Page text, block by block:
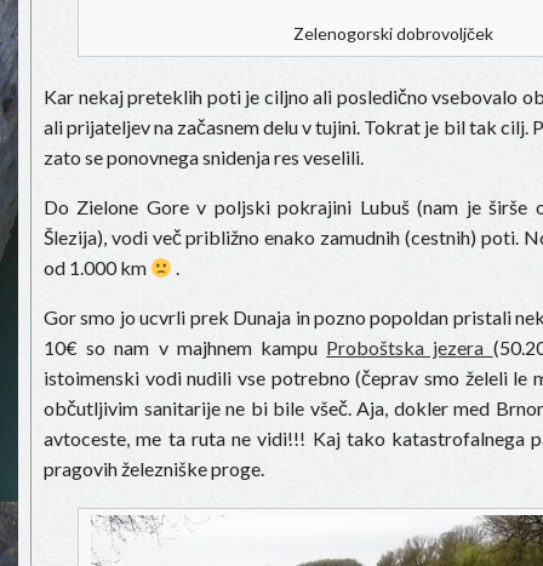
Zelenogorski dobrovoljček
Kar nekaj preteklih poti je ciljno ali posledično vsebovalo
ali prijateljev na začasnem delu v tujini. Tokrat je bil tak cilj.
zato se ponovnega snidenja res veselili.
Do Zielone Gore v poljski pokrajini Lubuš (nam je širše
Šlezija), vodi več približno enako zamudnih (cestnih) poti.
od 1.000 km
.
Gor smo jo ucvrli prek Dunaja in pozno popoldan pristali
10€ so nam v majhnem kampu Proboštska jezera
istoimenski vodi nudili vse potrebno (čeprav smo želeli le
občutljivim sanitarije ne bi bile všeč. Aja, dokler med
avtoceste, me ta ruta ne vidi!!! Kaj tako katastrofalnega
pragovih železniške proge.